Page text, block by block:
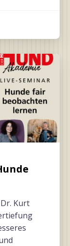
Kurt